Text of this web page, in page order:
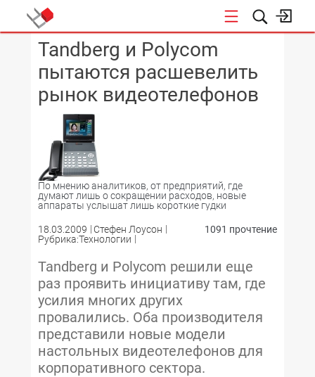
КОНФЕРЕНЦИИ
Tandberg и Polycom
пытаются расшевелить
рынок видеотелефонов
По мнению аналитиков, от предприятий, где
думают лишь о сокращении расходов, новые
аппараты услышат лишь короткие гудки
18.03.2009
Стефен Лоусон
Рубрика:Технологии
1091 прочтение
Tandberg и Polycom решили еще
раз проявить инициативу там, где
усилия многих других
провалились. Оба производителя
представили новые модели
настольных видеотелефонов для
корпоративного сектора.